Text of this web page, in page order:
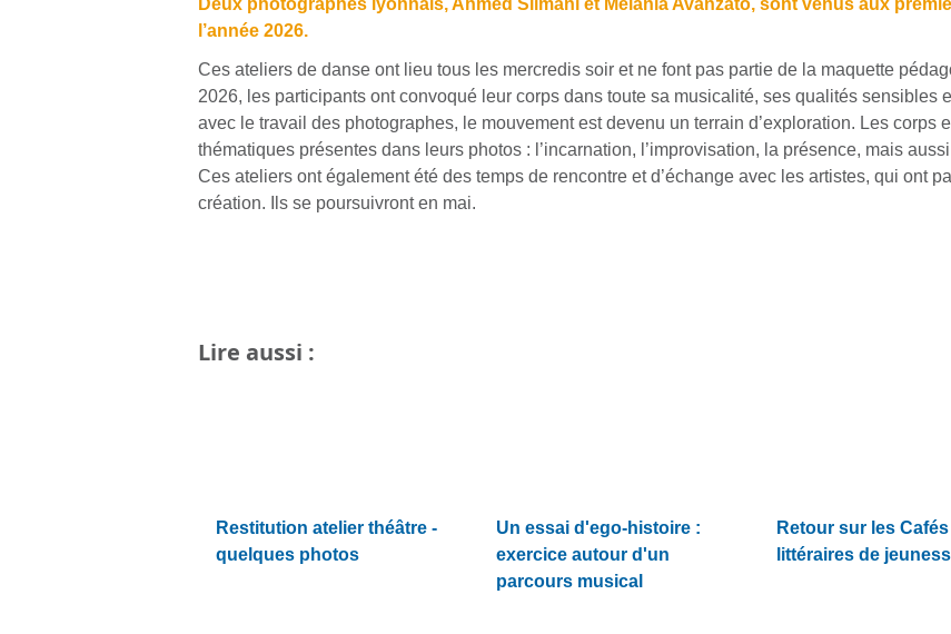
l’année 2026.
Ces ateliers de danse ont lieu tous les mercredis soir et ne font pas partie de la maquette
2026, les participants ont convoqué leur corps dans toute sa musicalité, ses qualités sensibles
avec le travail des photographes, le mouvement est devenu un terrain d’exploration. Les corps
thématiques présentes dans leurs photos : l’incarnation, l’improvisation, la présence, mais
Ces ateliers ont également été des temps de rencontre et d’échange avec les artistes, qui ont
création. Ils se poursuivront en mai.
Lire aussi :
Restitution atelier théâtre -
quelques photos
Un essai d'ego-histoire :
exercice autour d'un
parcours musical
Retour sur les Cafés
littéraires de